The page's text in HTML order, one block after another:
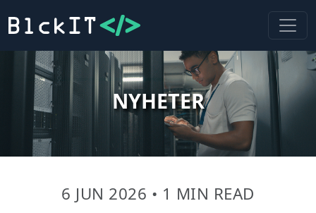
NYHETER
6 JUN 2026 • 1 MIN READ